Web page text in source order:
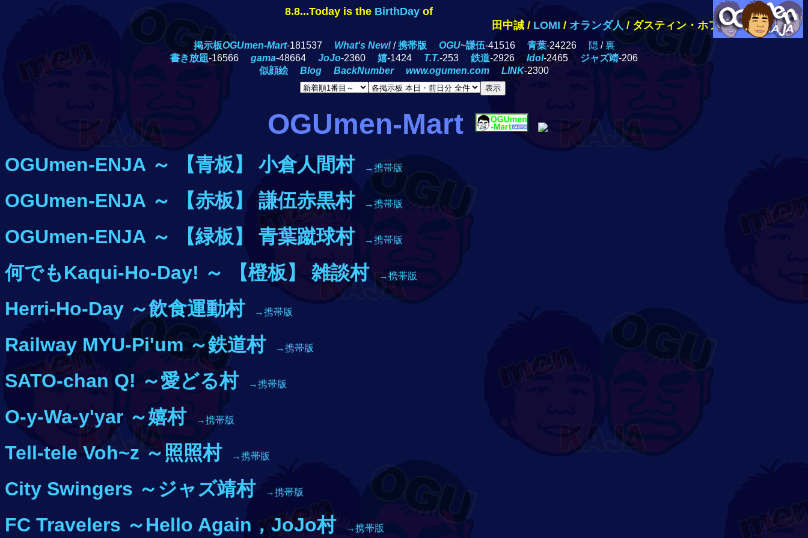
8.8...Today is the BirthDay of
田中誠 /LOMI/ オランダ人/ ダスティン・ホフマン / ナイジェル・
掲示板OGUmen-Mart-181537 What's New!/携帯版 OGU~謙伍-41516 青葉-24226 隠 /裏
書き放題-16566 gama-48664 JoJo-2360 嬉-1424 T.T.-253 鉄道-2926 Idol-2465 ジャズ靖-206
似顔絵
Blog BackNumber www.ogumen.com LINK-2300
OGUmen-Mart
OGUmen-ENJA ～ 【青板】 小倉人間村 →携帯版
OGUmen-ENJA ～ 【赤板】 謙伍赤黒村 →携帯版
OGUmen-ENJA ～ 【緑板】 青葉蹴球村 →携帯版
何でもKaqui-Ho-Day! ～ 【橙板】 雑談村 →携帯版
Herri-Ho-Day ～飲食運動村 →携帯版
Railway MYU-Pi'um ～鉄道村 →携帯版
SATO-chan Q! ～愛どる村 →携帯版
O-y-Wa-y'yar ～嬉村 →携帯版
Tell-tele Voh~z ～照照村 →携帯版
City Swingers ～ジャズ靖村 →携帯版
FC Travelers ～Hello Again，JoJo村 →携帯版